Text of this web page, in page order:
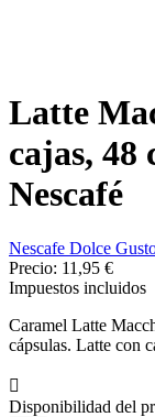
Latte
cajas, 48
Nescafé
Nescafe Dolce
Precio: 11,95 €
Impuestos incluidos
Caramel Latte
cápsulas. Latte con

Disponibilidad del